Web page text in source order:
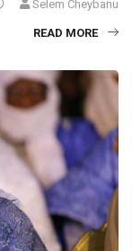
Selem Cheybanu
READ MORE